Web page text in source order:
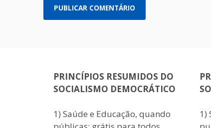
PRINCÍPIOS RESUMIDOS DO
SOCIALISMO DEMOCRÁTICO
1) Saúde e Educação, quando
1)